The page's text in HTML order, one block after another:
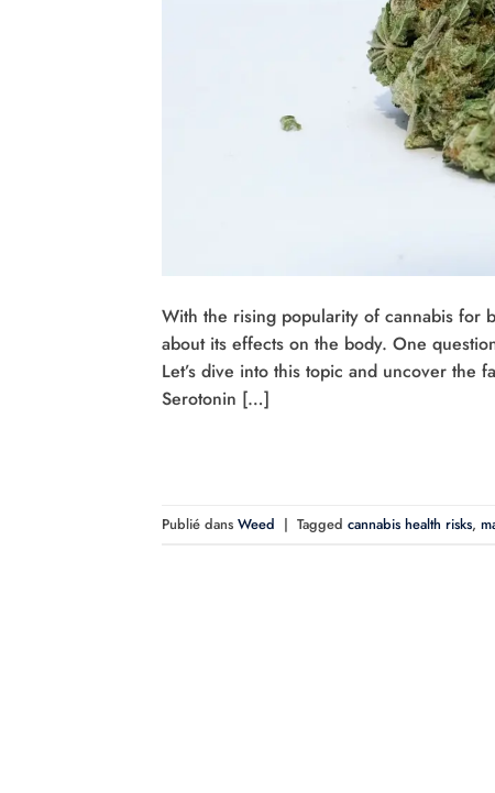
With the rising popularity of cannabis for
about its effects on the body. One
Let’s dive into this topic and uncover the
Serotonin […]
Publié dans Weed | Tagged cannabis health risks,